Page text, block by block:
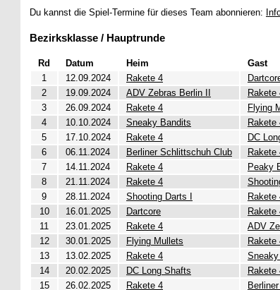
Du kannst die Spiel-Termine für dieses Team abonnieren:
Bezirksklasse / Hauptrunde
Rd Datum Heim Gast
1
12.09.2024 Rakete 4
2
19.09.2024 ADV Zebras Berlin II Rakete
3
26.09.2024 Rakete 4 Flying
4
10.10.2024 Sneaky Bandits Rakete
5
17.10.2024 Rakete 4 DC
6
06.11.2024 Berliner Schlittschuh Club Rakete
7
14.11.2024 Rakete 4 Peaky
8
21.11.2024 Rakete 4
9
28.11.2024 Shooting Darts I Rakete
10
16.01.2025 Dartcore Rakete
11
23.01.2025 Rakete 4 ADV
12
30.01.2025 Flying Mullets Rakete
13
13.02.2025 Rakete 4
14
20.02.2025 DC Long Shafts Rakete
15
26.02.2025 Rakete 4